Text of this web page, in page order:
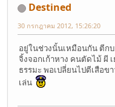
Destined
30 กรกฎาคม 2012, 15:26:20
อยู่ในช่วงนั้นเหมือนกัน ตีก
จิ้งจอกเก้าหาง คนตัดไม้ ผี
ธรรมะ พอเปลี่ยนไปตีเสือข
เล่น